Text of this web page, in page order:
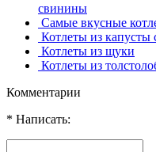
свинины
Самые вкусные
Котлеты из капусты
Котлеты из щуки
Котлеты из
Комментарии
* Написать: